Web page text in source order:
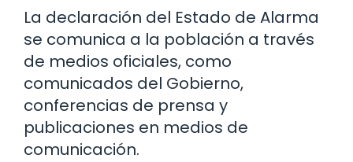
La declaración del Estado de Alarma
se comunica a la población a través
de medios oficiales, como
comunicados del Gobierno,
conferencias de prensa y
publicaciones en medios de
comunicación.